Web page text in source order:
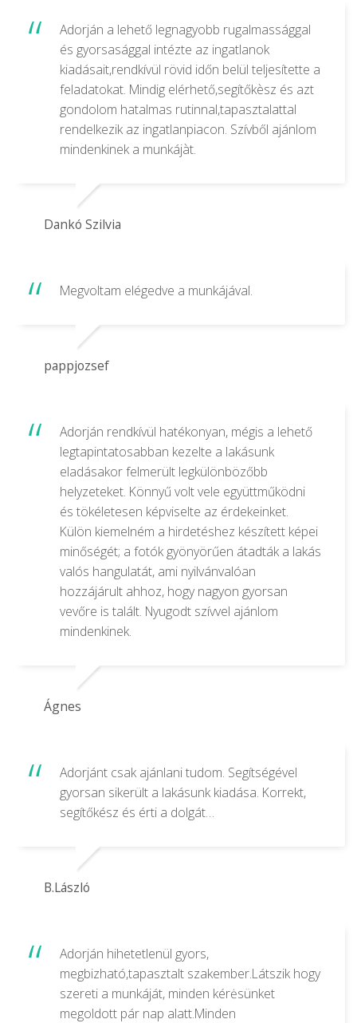
Adorján a lehető legnagyobb rugalmassággal
és gyorsasággal intézte az ingatlanok
kiadásait,rendkívül rövid időn belül teljesítette a
feladatokat. Mindig elérhető,segítőkèsz és azt
gondolom hatalmas rutinnal,tapasztalattal
rendelkezik az ingatlanpiacon. Szívből ajánlom
mindenkinek a munkájàt.
Dankó Szilvia
Megvoltam elégedve a munkájával.
pappjozsef
Adorján rendkívül hatékonyan, mégis a lehető
legtapintatosabban kezelte a lakásunk
eladásakor felmerült legkülönbözőbb
helyzeteket. Könnyű volt vele együttműködni
és tökéletesen képviselte az érdekeinket.
Külön kiemelném a hirdetéshez készített képei
minőségét; a fotók gyönyörűen átadták a lakás
valós hangulatát, ami nyilvánvalóan
hozzájárult ahhoz, hogy nagyon gyorsan
vevőre is talált. Nyugodt szívvel ajánlom
mindenkinek.
Ágnes
Adorjánt csak ajánlani tudom. Segítségével
gyorsan sikerült a lakásunk kiadása. Korrekt,
segítőkész és érti a dolgát…
B.László
Adorján hihetetlenül gyors,
megbizható,tapasztalt szakember.Látszik hogy
szereti a munkáját, minden kérėsünket
megoldott pár nap alatt.Minden